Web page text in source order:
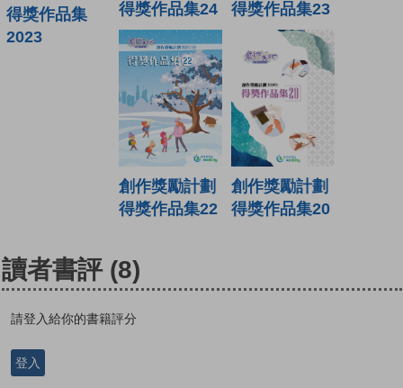
得獎作品集
2023
得獎作品集24
得獎作品集23
創作獎勵計劃
得獎作品集22
創作獎勵計劃
得獎作品集20
讀者書評 (8)
請登入給你的書籍評分
登入